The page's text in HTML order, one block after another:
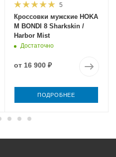
5
Кроссовки мужские HOKA
M BONDI 8 Sharkskin /
Harbor Mist
Достаточно
от 16 900 ₽
ПОДРОБНЕЕ